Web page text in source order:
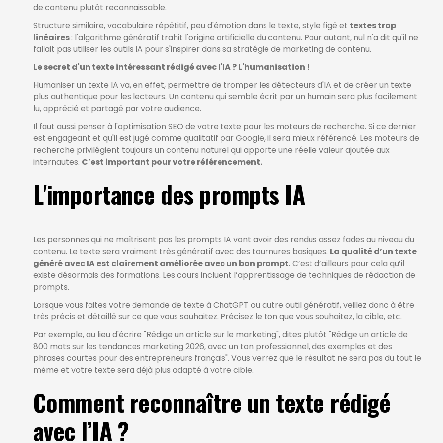
de contenu plutôt reconnaissable.
Structure similaire, vocabulaire répétitif, peu d'émotion dans le texte, style figé et textes trop
linéaires: l'algorithme génératif trahit l'origine artificielle du contenu. Pour autant, nul n'a dit qu'il ne
fallait pas utiliser les outils IA pour s'inspirer dans sa stratégie de marketing de contenu.
Le secret d'un texte intéressant rédigé avec l'IA ? L'humanisation !
Humaniser un texte IA va, en effet, permettre de tromper les détecteurs d'IA et de créer un texte
plus authentique pour les lecteurs. Un contenu qui semble écrit par un humain sera plus facilement
lu, apprécié et partagé par votre audience.
Il faut aussi penser à l'optimisation SEO de votre texte pour les moteurs de recherche. Si ce dernier
est engageant et qu'il est jugé comme qualitatif par Google, il sera mieux référencé. Les moteurs de
recherche privilégient toujours un contenu naturel qui apporte une réelle valeur ajoutée aux
internautes. C’est important pour votre référencement.
L'importance des prompts IA
Les personnes qui ne maîtrisent pas les prompts IA vont avoir des rendus assez fades au niveau du
contenu. Le texte sera vraiment très génératif avec des tournures basiques. La qualité d’un texte
généré avec IA est clairement améliorée avec un bon prompt. C’est d’ailleurs pour cela qu’il
existe désormais des formations. Les cours incluent l’apprentissage de techniques de rédaction de
prompts.
Lorsque vous faites votre demande de texte à ChatGPT ou autre outil génératif, veillez donc à être
très précis et détaillé sur ce que vous souhaitez. Précisez le ton que vous souhaitez, la cible, etc.
Par exemple, au lieu d'écrire "Rédige un article sur le marketing", dites plutôt "Rédige un article de
800 mots sur les tendances marketing 2026, avec un ton professionnel, des exemples et des
phrases courtes pour des entrepreneurs français". Vous verrez que le résultat ne sera pas du tout le
même et votre texte sera déjà plus adapté à votre cible.
Comment reconnaître un texte rédigé
avec l’IA ?